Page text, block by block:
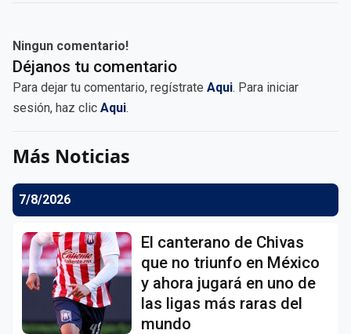
Ningun comentario!
Déjanos tu comentario
Para dejar tu comentario, regístrate Aqui. Para iniciar
sesión, haz clic Aqui.
Más Noticias
7/8/2026
El canterano de Chivas
que no triunfo en México
y ahora jugará en uno de
las ligas más raras del
mundo